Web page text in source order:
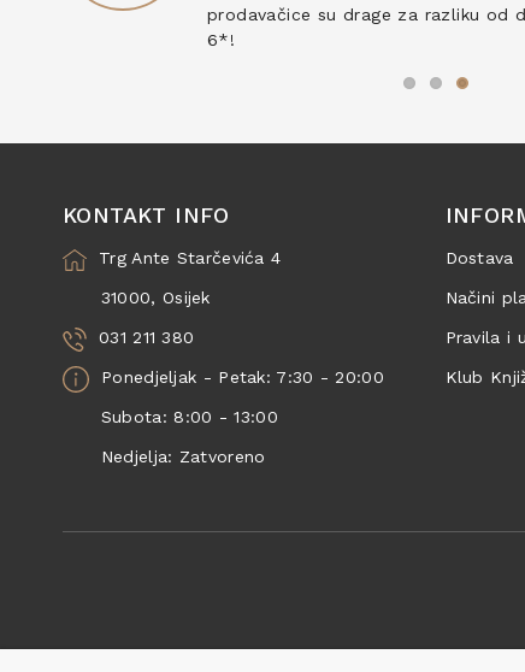
prodavačice su drage za razliku od
6*!
KONTAKT INFO
Trg Ante Starčevića 4
31000, Osijek
031 211 380
Ponedjeljak - Petak: 7:30 - 20:00
Subota: 8:00 - 13:00
Nedjelja: Zatvoreno
Dostava
Načini
Pravila i
Klub